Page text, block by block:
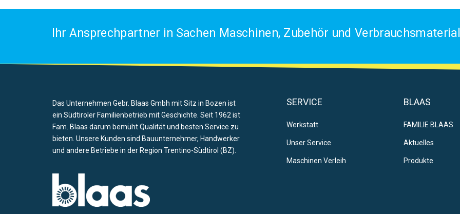
Ihr Ansprechpartner in Sachen Maschinen, Zubehör und
Das Unternehmen Gebr. Blaas Gmbh mit Sitz in Bozen ist
ein Südtiroler Familienbetrieb mit Geschichte. Seit 1962 ist
Fam. Blaas darum bemüht Qualität und besten Service zu
bieten. Unsere Kunden sind Bauunternehmer, Handwerker
und andere Betriebe in der Region Trentino-Südtirol (BZ).
SERVICE
Werkstatt
Unser Service
Maschinen Verleih
BLAAS
FAMILIE BLAAS
Aktuelles
Produkte